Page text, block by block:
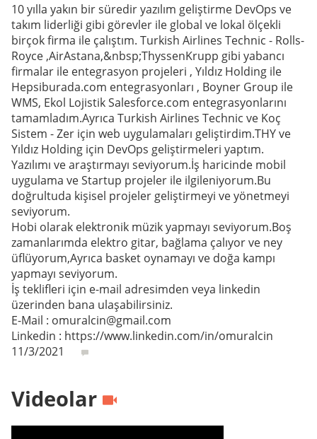
10 yılla yakın bir süredir yazılım geliştirme DevOps ve
takım liderliği gibi görevler ile global ve lokal ölçekli
birçok firma ile çalıştım. Turkish Airlines Technic - Rolls-
Royce ,AirAstana,&nbsp;ThyssenKrupp gibi yabancı
firmalar ile entegrasyon projeleri , Yıldız Holding ile
Hepsiburada.com entegrasyonları , Boyner Group ile
WMS, Ekol Lojistik Salesforce.com entegrasyonlarını
tamamladım.Ayrıca Turkish Airlines Technic ve Koç
Sistem - Zer için web uygulamaları geliştirdim.THY ve
Yıldız Holding için DevOps geliştirmeleri yaptım.
Yazılımı ve araştırmayı seviyorum.İş haricinde mobil
uygulama ve Startup projeler ile ilgileniyorum.Bu
doğrultuda kişisel projeler geliştirmeyi ve yönetmeyi
seviyorum.
Hobi olarak elektronik müzik yapmayı seviyorum.Boş
zamanlarımda elektro gitar, bağlama çalıyor ve ney
üflüyorum,Ayrıca basket oynamayı ve doğa kampı
yapmayı seviyorum.
İş teklifleri için e-mail adresimden veya linkedin
üzerinden bana ulaşabilirsiniz.
E-Mail : omuralcin@gmail.com
Linkedin : https://www.linkedin.com/in/omuralcin
11/3/2021
Videolar